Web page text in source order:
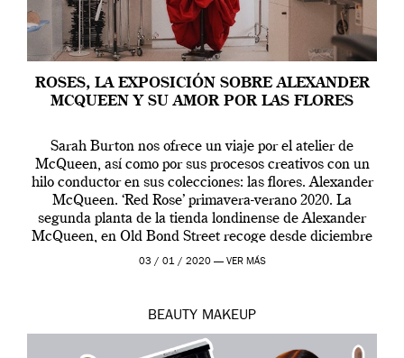
ROSES, LA EXPOSICIÓN SOBRE ALEXANDER
MCQUEEN Y SU AMOR POR LAS FLORES
Sarah Burton nos ofrece un viaje por el atelier de
McQueen, así como por sus procesos creativos con un
hilo conductor en sus colecciones: las flores. Alexander
McQueen. ‘Red Rose’ primavera-verano 2020. La
segunda planta de la tienda londinense de Alexander
McQueen, en Old Bond Street recoge desde diciembre
de 2019 hasta final de abril […]
03 / 01 / 2020 — VER MÁS
BEAUTY MAKEUP